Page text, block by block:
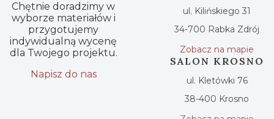
Chętnie doradzimy w
wyborze materiałów i
przygotujemy
indywidualną wycenę
dla Twojego projektu.
Napisz do nas
ul. Kilińskiego 31
34-700 Rabka Zdrój
Zobacz na mapie
SALON KROSNO
ul. Kletówki 76
38-400 Krosno